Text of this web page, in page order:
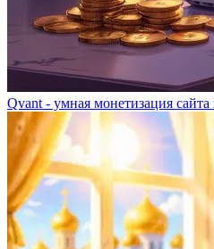
Qvant - умная монетизация